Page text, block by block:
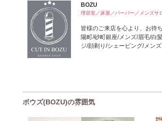
BOZU
理容室／床屋／バーバー／メンズサ
皆様のご来店を心より、お待
陽町/砂町銀座/メンズ/眉毛/白
ジ/顔剃り/シェービング/メンズ
ボウズ(BOZU)の雰囲気